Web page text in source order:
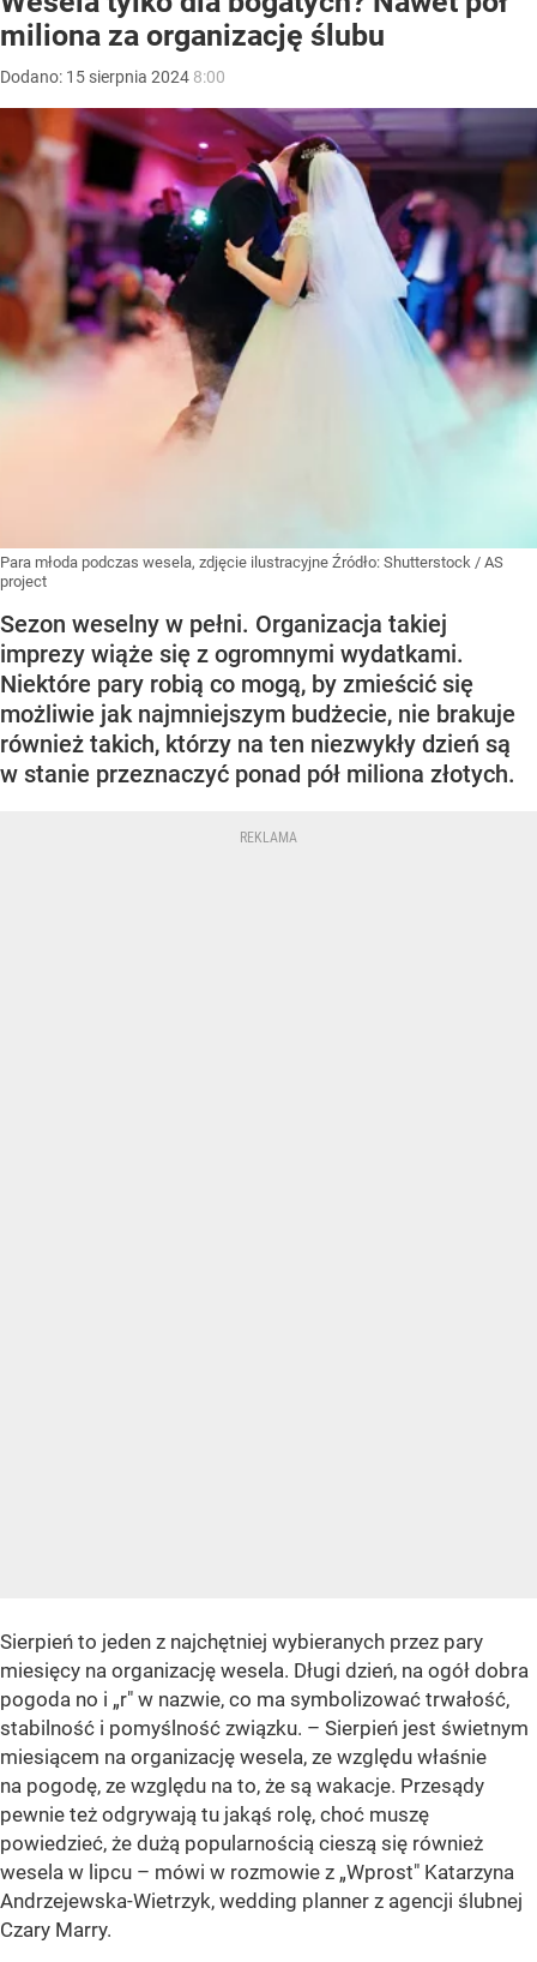
miliona za organizację ślubu
Dodano: 15 sierpnia 2024 8:00
Para młoda podczas wesela, zdjęcie ilustracyjne Źródło: Shutterstock / AS
project
Sezon weselny w pełni. Organizacja takiej
imprezy wiąże się z ogromnymi wydatkami.
Niektóre pary robią co mogą, by zmieścić się
możliwie jak najmniejszym budżecie, nie brakuje
również takich, którzy na ten niezwykły dzień są
w stanie przeznaczyć ponad pół miliona złotych.
Sierpień to jeden z najchętniej wybieranych przez pary
miesięcy na organizację wesela. Długi dzień, na ogół dobra
pogoda no i „r" w nazwie, co ma symbolizować trwałość,
stabilność i pomyślność związku. – Sierpień jest świetnym
miesiącem na organizację wesela, ze względu właśnie
na pogodę, ze względu na to, że są wakacje. Przesądy
pewnie też odgrywają tu jakąś rolę, choć muszę
powiedzieć, że dużą popularnością cieszą się również
wesela w lipcu – mówi w rozmowie z „Wprost" Katarzyna
Andrzejewska-Wietrzyk, wedding planner z agencji ślubnej
Czary Marry.